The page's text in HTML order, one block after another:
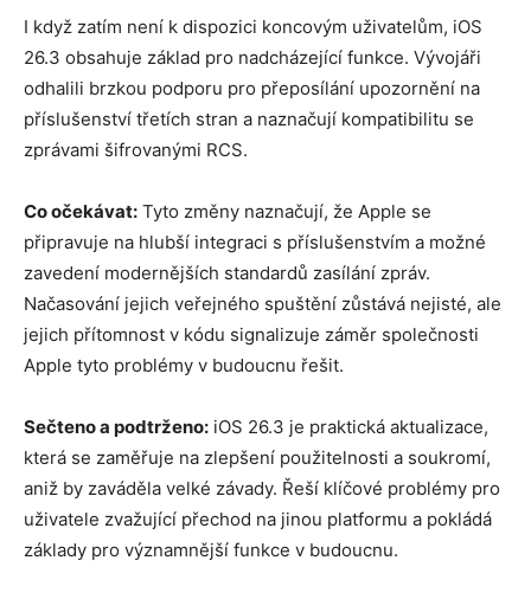
I když zatím není k dispozici koncovým uživatelům, iOS
26.3 obsahuje základ pro nadcházející funkce. Vývojáři
odhalili brzkou podporu pro přeposílání upozornění na
příslušenství třetích stran a naznačují kompatibilitu se
zprávami šifrovanými RCS.
Co očekávat: Tyto změny naznačují, že Apple se
připravuje na hlubší integraci s příslušenstvím a možné
zavedení modernějších standardů zasílání zpráv.
Načasování jejich veřejného spuštění zůstává nejisté, ale
jejich přítomnost v kódu signalizuje záměr společnosti
Apple tyto problémy v budoucnu řešit.
Sečteno a podtrženo: iOS 26.3 je praktická aktualizace,
která se zaměřuje na zlepšení použitelnosti a soukromí,
aniž by zaváděla velké závady. Řeší klíčové problémy pro
uživatele zvažující přechod na jinou platformu a pokládá
základy pro významnější funkce v budoucnu.